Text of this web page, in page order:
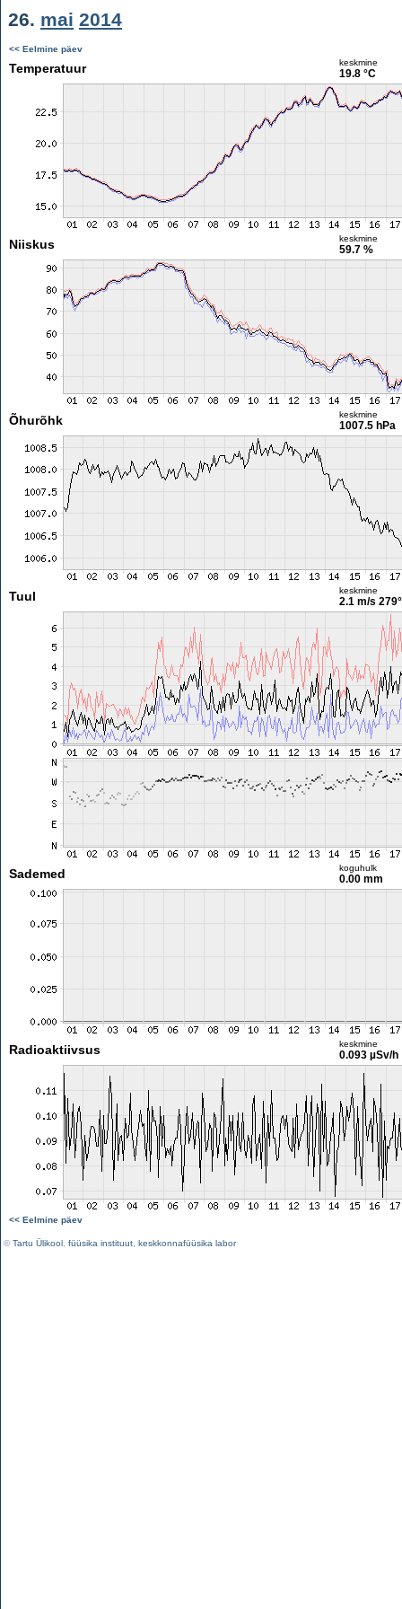
26. mai 2014
<< Eelmine päev
Temperatuur keskmine
19.8 °C
Niiskus keskmine
59.7 %
Õhurõhk keskmine
1007.5 hPa
Tuul keskmine
2.1 m/s 279°
Sademed koguhulk
0.00 mm
Radioaktiivsus keskmine
0.093 µSv/h
<< Eelmine päev
©Tartu Ülikool füüsika instituut keskkonnafüüsika labor